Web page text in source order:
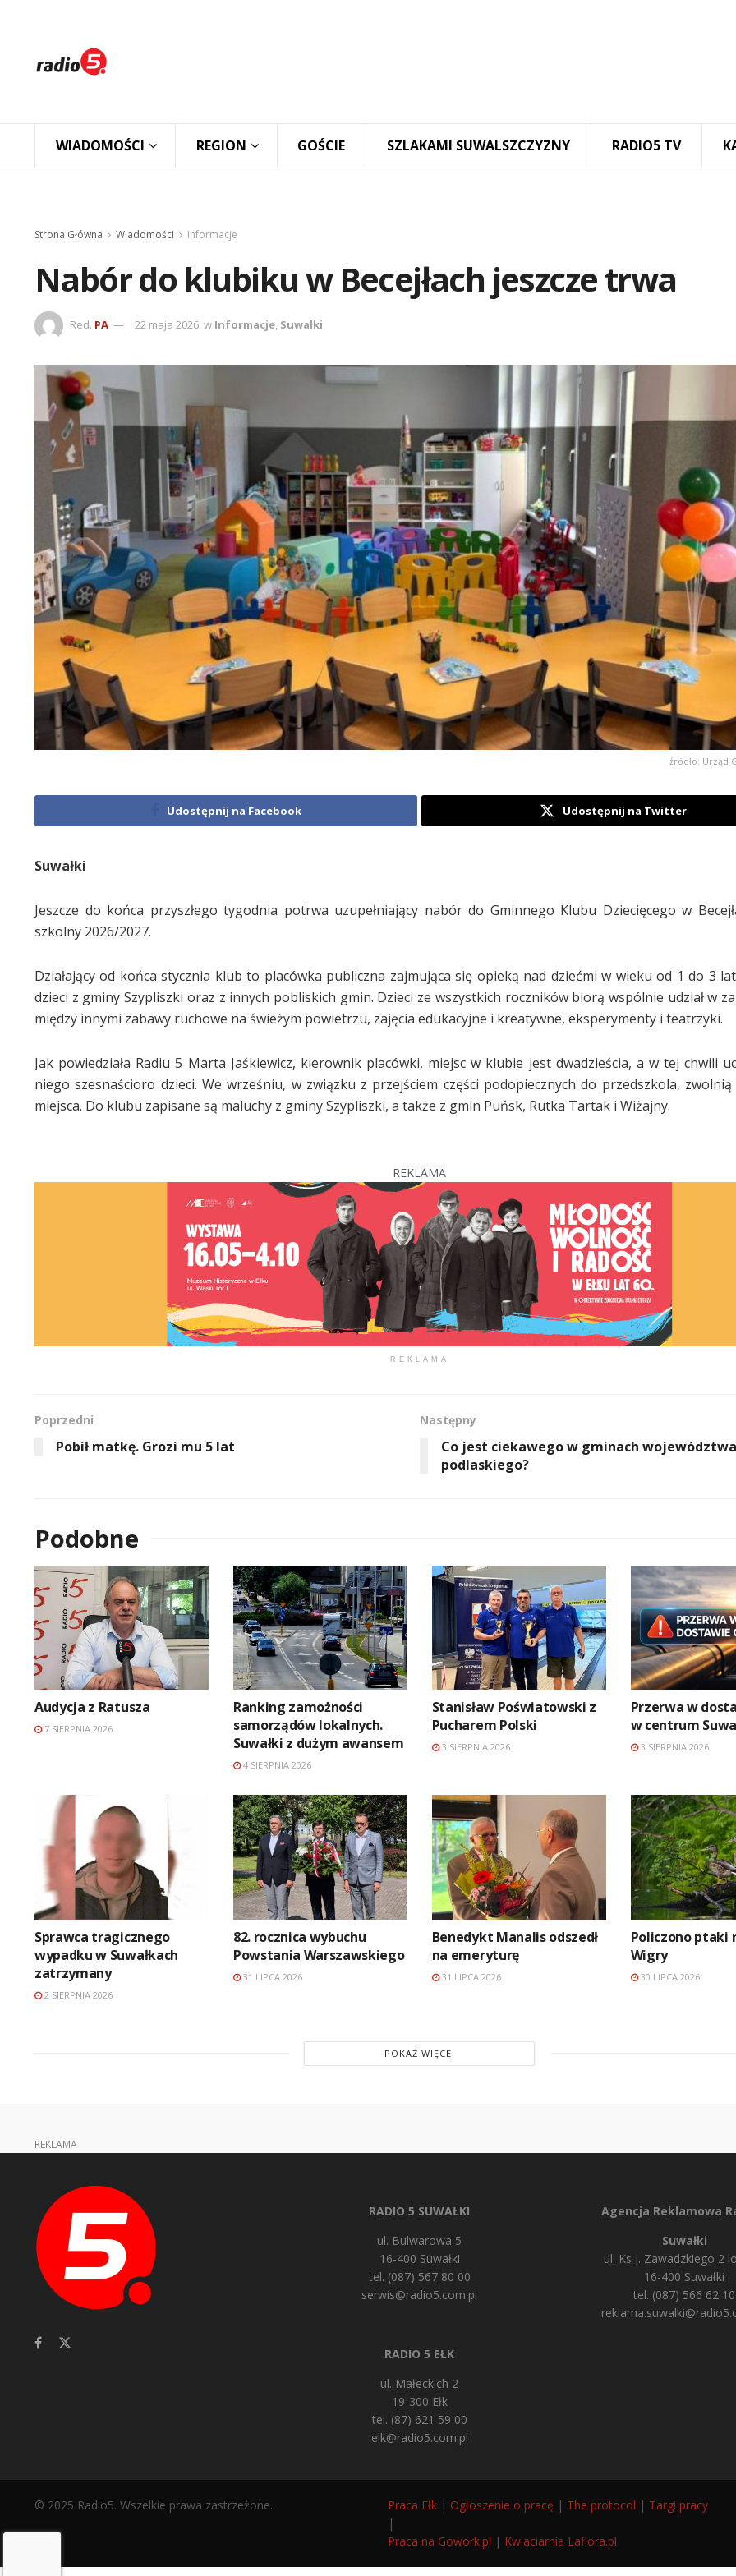
WIADOMOŚCI REGION GOŚCIE SZLAKAMI SUWALSZCZYZNY RADIO5 TV
Strona Główna Wiadomości Informacje
Nabór do klubiku w Becejłach jeszcze trwa
Red. PA 22 maja 2026 w Informacje, Suwałki
źródło: Urząd
Udostępnij na Facebook Udostępnij na Twitter
Suwałki
Jeszcze do końca przyszłego tygodnia potrwa uzupełniający nabór do Gminnego Klubu Dziecięcego w
szkolny 2026/2027.
Działający od końca stycznia klub to placówka publiczna zajmująca się opieką nad dziećmi w wieku od 1 do 3
dzieci z gminy Szypliszki oraz z innych pobliskich gmin. Dzieci ze wszystkich roczników biorą wspólnie udział w
między innymi zabawy ruchowe na świeżym powietrzu, zajęcia edukacyjne i kreatywne, eksperymenty i teatrzyki.
Jak powiedziała Radiu 5 Marta Jaśkiewicz, kierownik placówki, miejsc w klubie jest dwadzieścia, a w tej chwili
niego szesnaścioro dzieci. We wrześniu, w związku z przejściem części podopiecznych do przedszkola,
miejsca. Do klubu zapisane są maluchy z gminy Szypliszki, a także z gmin Puńsk, Rutka Tartak i Wiżajny.
REKLAMA
REKLAMA
Poprzedni
Pobił matkę. Grozi mu 5 lat
Następny
Co jest ciekawego w gminach województwa
podlaskiego?
Podobne
Audycja z Ratusza
7 SIERPNIA 2026
Ranking zamożności
samorządów lokalnych.
Suwałki z dużym awansem
4 SIERPNIA 2026
Stanisław Poświatowski z
Pucharem Polski
3 SIERPNIA 2026
Przerwa w
w centrum
3 SIERPNIA 2026
Sprawca tragicznego
wypadku w Suwałkach
zatrzymany
2 SIERPNIA 2026
82. rocznica wybuchu
Powstania Warszawskiego
31 LIPCA 2026
Benedykt Manalis odszedł
na emeryturę
31 LIPCA 2026
Policzono ptaki
Wigry
30 LIPCA 2026
POKAŻ WIĘCEJ
REKLAMA
RADIO 5 SUWAŁKI
ul. Bulwarowa 5
16-400 Suwałki
tel. (087) 567 80 00
serwis@radio5.com.pl
RADIO 5 EŁK
ul. Małeckich 2
19-300 Ełk
tel. (87) 621 59 00
elk@radio5.com.pl
Agencja Reklamowa
Suwałki
ul. Ks J. Zawadzkiego 2
16-400 Suwałki
tel. (087) 566 62 10
© 2025 Radio5. Wszelkie prawa zastrzeżone. Praca Ełk | Ogłoszenie o pracę | The protocol | Targi pracy
|
Praca na Gowork.pl | Kwiaciarnia Laflora.pl